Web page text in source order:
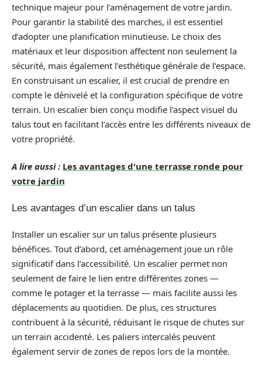
technique majeur pour l’aménagement de votre jardin.
Pour garantir la stabilité des marches, il est essentiel
d’adopter une planification minutieuse. Le choix des
matériaux et leur disposition affectent non seulement la
sécurité, mais également l’esthétique générale de l’espace.
En construisant un escalier, il est crucial de prendre en
compte le dénivelé et la configuration spécifique de votre
terrain. Un escalier bien conçu modifie l’aspect visuel du
talus tout en facilitant l’accès entre les différents niveaux de
votre propriété.
A lire aussi : Les avantages d'une terrasse ronde pour
votre jardin
Les avantages d’un escalier dans un talus
Installer un escalier sur un talus présente plusieurs
bénéfices. Tout d’abord, cet aménagement joue un rôle
significatif dans l’accessibilité. Un escalier permet non
seulement de faire le lien entre différentes zones —
comme le potager et la terrasse — mais facilite aussi les
déplacements au quotidien. De plus, ces structures
contribuent à la sécurité, réduisant le risque de chutes sur
un terrain accidenté. Les paliers intercalés peuvent
également servir de zones de repos lors de la montée.